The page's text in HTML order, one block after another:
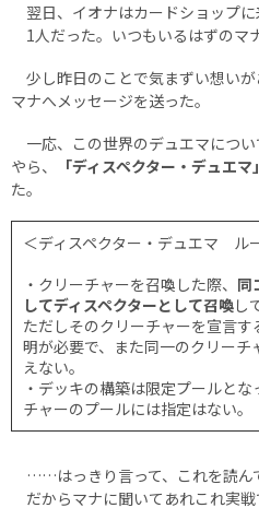
翌日、イオナはカードショップに
1人だった。いつもいるはずのマ
少し昨日のことで気まずい想い
マナへメッセージを送った。
一応、この世界のデュエマにつ
やら、
「ディスペクター・デュエマ」
た。
＜ディスペクター・デュエマ ル
・クリーチャーを召喚した際、 同
してディスペクターとして召喚し
ただしそのクリーチャーを宣言
明が必要で、また同一のクリー
えない。
・デッキの構築は限定プールと
チャーのプールには指定はない。
……はっきり言って、これを読ん
だからマナに聞いてあれこれ実